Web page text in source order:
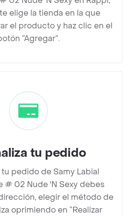
elige la tienda en la que
el producto y haz clic en el
“Agregar”.
tu pedido
tu pedido de Samy Labial
# 02 Nude 'N Sexy debes
elegir el método de
oprimiendo en “Realizar